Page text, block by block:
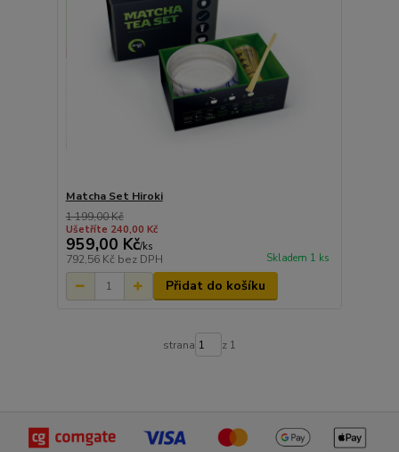
Matcha Set Hiroki
1 199,00 Kč
Ušetříte 240,00 Kč
959,00 Kč/ks
792,56 Kč bez DPH Skladem 1 ks
Přidat do košíku
strana z 1